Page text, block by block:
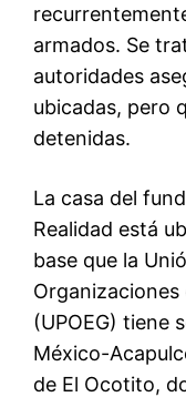
armados. Se
autoridades
ubicadas, pero
detenidas.
La casa del
Realidad está
base que la
Organizaciones
(UPOEG) tiene
México-
de El Ocotito,